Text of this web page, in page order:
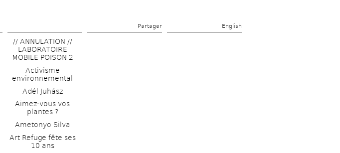
Partager English
// ANNULATION //
LABORATOIRE
MOBILE POISON 2
Activisme
environnemental
Adél Juhász
Aimez-vous vos
plantes ?
Ametonyo Silva
Art Refuge fête ses
10 ans